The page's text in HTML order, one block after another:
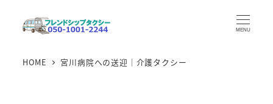
MENU
HOME 宮川病院への送迎｜介護タクシー